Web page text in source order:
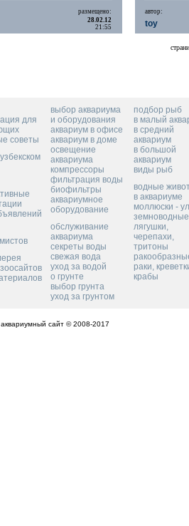
размещено:
28.02.12
21:55
автор:
toy
для
советы
выбор аквариума
и оборудования
аквариум в офисе
аквариум в доме
освещение
аквариума
компрессоры
фильтрация воды
биофильтры
аквариумное
оборудование
обслуживание
аквариума
секреты воды
свежая вода
уход за водой
о грунте
выбор грунта
уход за грунтом
подбор рыб
в малый
в средний
аквариум
в большой
аквариум
виды рыб
водные
в аквариуме
моллюски -
лягушки,
черепахи,
тритоны
раки,
крабы
сайт © 2008-2017